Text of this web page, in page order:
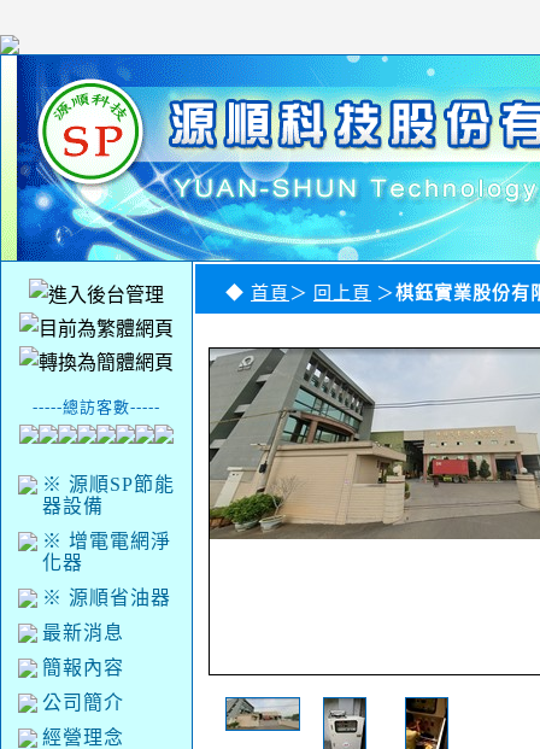
-----總訪客數-----
※ 源順SP節能
器設備
※ 增電電網淨
化器
※ 源順省油器
最新消息
簡報內容
公司簡介
經營理念
◆ 首頁 ＞ 回上頁 ＞棋鈺實業股份有